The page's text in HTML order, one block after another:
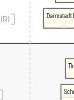
(D) Darmstadt